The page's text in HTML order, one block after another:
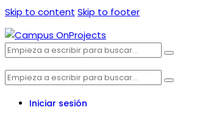
Skip to content Skip to footer
Iniciar sesión